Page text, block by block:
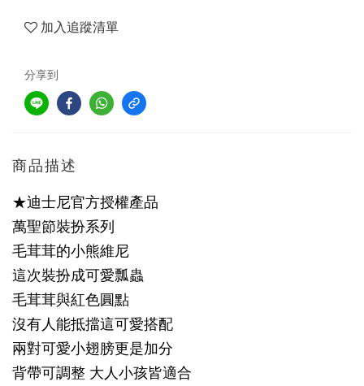
加入追蹤清單
分享到
商品描述
★迪士尼官方授權產品
萬聖節裝扮系列
毛茸茸的小熊維尼
這次裝扮成可愛瓢蟲
毛茸茸與紅色圓點
沒有人能抵擋這可愛搭配
兩對可愛小翅膀更是加分
背帶可調整 大人小孩皆適合